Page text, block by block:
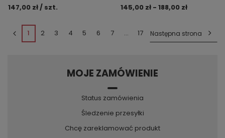
147,00 zł / szt. 145,00 zł - 188,00 zł
1 2 3 4 5 6 7 ... 17 Następna strona
MOJE ZAMÓWIENIE
Status zamówienia
Śledzenie przesyłki
Chcę zareklamować produkt